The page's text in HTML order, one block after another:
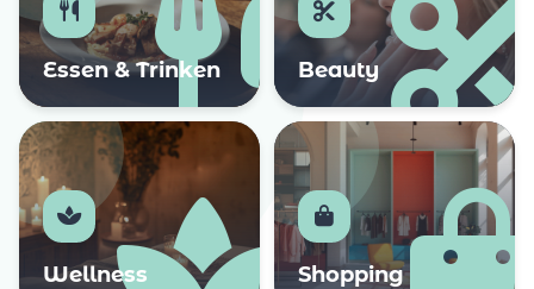
Essen & Trinken Beauty
Wellness Shopping